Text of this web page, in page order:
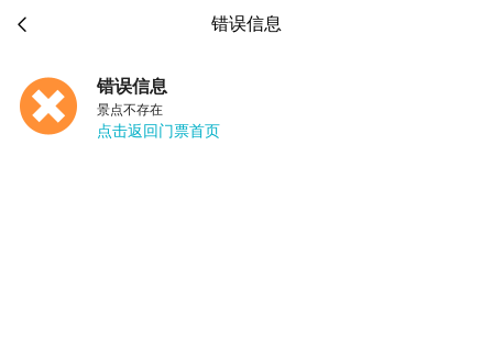
 错误信息
错误信息
景点不存在
点击返回门票首页